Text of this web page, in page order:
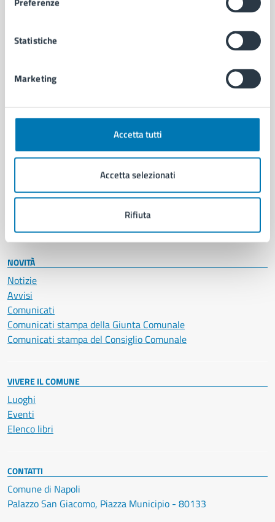
Statistiche
Marketing
Accetta tutti
Accetta selezionati
Rifiuta
Ambiente
Anagrafe e stato civile
Cultura e tempo libero
Educazione e formazione
Giustizia e sicurezza pubblica
Salute, benessere e assistenza
NOVITÀ
Notizie
Avvisi
Comunicati
Comunicati stampa della Giunta Comunale
Comunicati stampa del Consiglio Comunale
VIVERE IL COMUNE
Luoghi
Eventi
Elenco libri
CONTATTI
Comune di Napoli
Palazzo San Giacomo, Piazza Municipio - 80133